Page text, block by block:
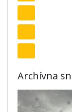
Archívna